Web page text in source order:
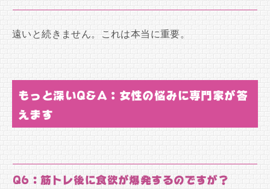
遠いと続きません。これは本当に重要。
もっと深いQ&A：女性の悩みに専門家が答
えます
Q6：筋トレ後に食欲が爆発するのですが？